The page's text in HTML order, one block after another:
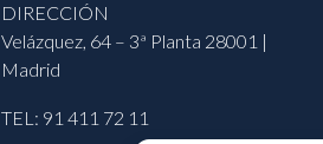
DIRECCIÓN
Velázquez, 64 – 3ª Planta 28001 |
Madrid
TEL: 91 411 72 11